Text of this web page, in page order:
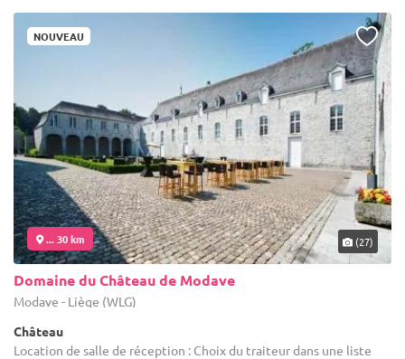
NOUVEAU
... 30 km (27)
Domaine du Château de Modave
Modave - Liège (WLG)
Château
Location de salle de réception : Choix du traiteur dans une liste